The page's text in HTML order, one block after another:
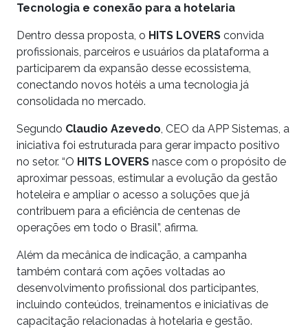
Tecnologia e conexão para a hotelaria
Dentro dessa proposta, o HITS LOVERS convida
profissionais, parceiros e usuários da plataforma a
participarem da expansão desse ecossistema,
conectando novos hotéis a uma tecnologia já
consolidada no mercado.
Segundo Claudio Azevedo , CEO da APP Sistemas, a
iniciativa foi estruturada para gerar impacto positivo
no setor. “O HITS LOVERS nasce com o propósito de
aproximar pessoas, estimular a evolução da gestão
hoteleira e ampliar o acesso a soluções que já
contribuem para a eficiência de centenas de
operações em todo o Brasil”, afirma.
Além da mecânica de indicação, a campanha
também contará com ações voltadas ao
desenvolvimento profissional dos participantes,
incluindo conteúdos, treinamentos e iniciativas de
capacitação relacionadas à hotelaria e gestão.